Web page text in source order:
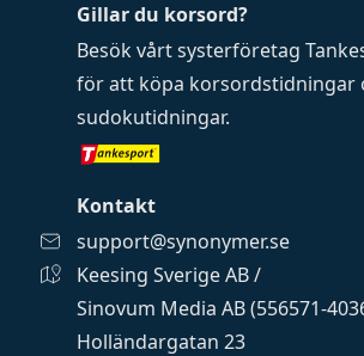
Gillar du korsord?
Besök vårt systerföretag
för att köpa korsordstidningar
sudokutidningar.
Kontakt
support@synonymer.se
Keesing Sverige AB /
Sinovum Media AB (556571-
Holländargatan 23